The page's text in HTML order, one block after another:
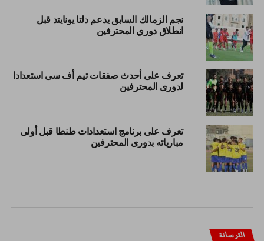
نجم الزمالك السابق يدعم دلتا يونايتد قبل
انطلاق دوري المحترفين
تعرف على أحدث صفقات تيم أف سى استعدادا
لدورى المحترفين
تعرف على برنامج استعدادات طنطا قبل أولى
مبارياته بدورى المحترفين
الترسانة